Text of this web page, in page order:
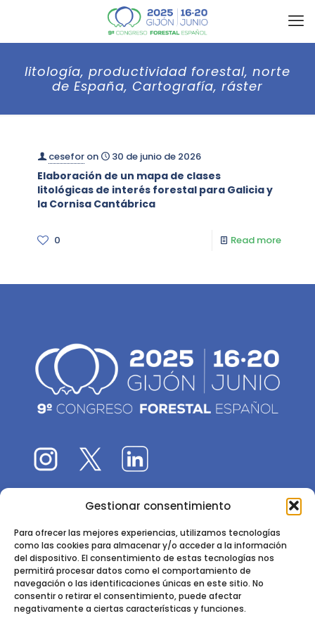
Gestionar consentimiento
Para ofrecer las mejores experiencias, utilizamos tecnologías
como las cookies para almacenar y/o acceder a la información
del dispositivo. El consentimiento de estas tecnologías nos
permitirá procesar datos como el comportamiento de
navegación o las identificaciones únicas en este sitio. No
consentir o retirar el consentimiento, puede afectar
negativamente a ciertas características y funciones.
litología, productividad forestal, norte
de España, Cartografía, ráster
cesefor on 30 de junio de 2026
Elaboración de un mapa de clases
litológicas de interés forestal para Galicia y
la Cornisa Cantábrica
0 Read more
El 9CFE es una actividad promovida por laSociedad
Instituto de Ciencias Forestales, INIA-CSIC
Ctra. de la Coruña km 7,5 - 28040 Madrid